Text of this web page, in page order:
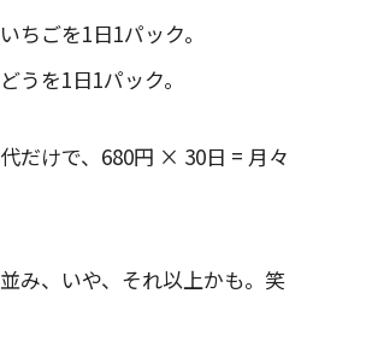
ちごを1日1パック。
うを1日1パック。
だけで、680円 × 30日 = 月々
み、いや、それ以上かも。笑